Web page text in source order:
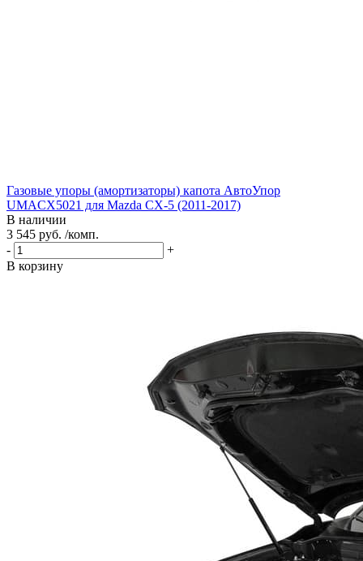
Газовые упоры (амортизаторы) капота АвтоУпор
UMACX5021 для Mazda CX-5 (2011-2017)
В наличии
3 545 руб. /комп.
-
+
В корзину